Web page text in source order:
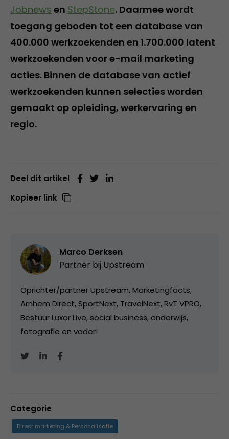
Jobnews en StepStone. Daarmee wordt
toegang geboden tot een database van
400.000 werkzoekenden en 1.700.000 latent
werkzoekenden voor e-mail marketing
acties. Binnen de database van actief
werkzoekenden kunnen selecties worden
gemaakt op opleiding, werkervaring en
regio.
Deel dit artikel
Kopieer link
Marco Derksen
Partner bij Upstream
Oprichter/partner Upstream, Marketingfacts,
Arnhem Direct, SportNext, TravelNext, RvT VPRO,
Bestuur Luxor Live, social business, onderwijs,
fotografie en vader!
Categorie
Direct marketing & Personalisatie